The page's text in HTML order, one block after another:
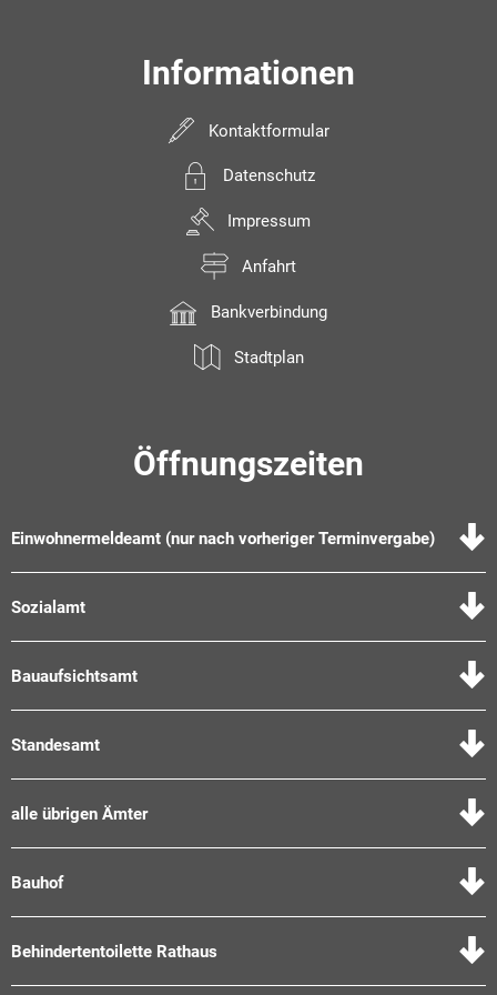
Informationen
Kontaktformular
Datenschutz
Impressum
Anfahrt
Bankverbindung
Stadtplan
Öffnungszeiten
Einwohnermeldeamt (nur nach vorheriger Terminvergabe)
Sozialamt
Bauaufsichtsamt
Standesamt
alle übrigen Ämter
Bauhof
Behindertentoilette Rathaus